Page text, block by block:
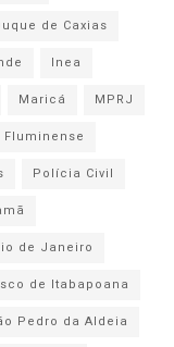
de Caxias
Inea
Maricá
MPRJ
Fluminense
Polícia Civil
de Janeiro
de Itabapoana
Pedro da Aldeia